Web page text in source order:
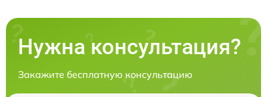
Нужна консультация?
Закажите бесплатную консультацию